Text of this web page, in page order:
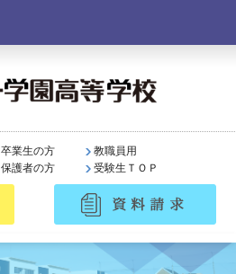
卒業生の方
教職員用
保護者の方 受験生ＴＯＰ